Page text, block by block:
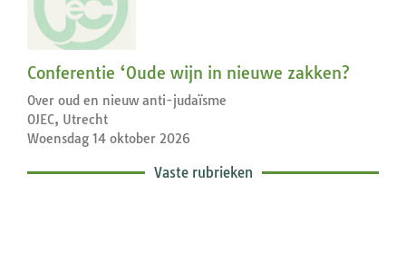
Conferentie ‘Oude wijn in nieuwe zakken?
Over oud en nieuw anti-judaïsme
OJEC, Utrecht
Woensdag 14 oktober 2026
Vaste rubrieken